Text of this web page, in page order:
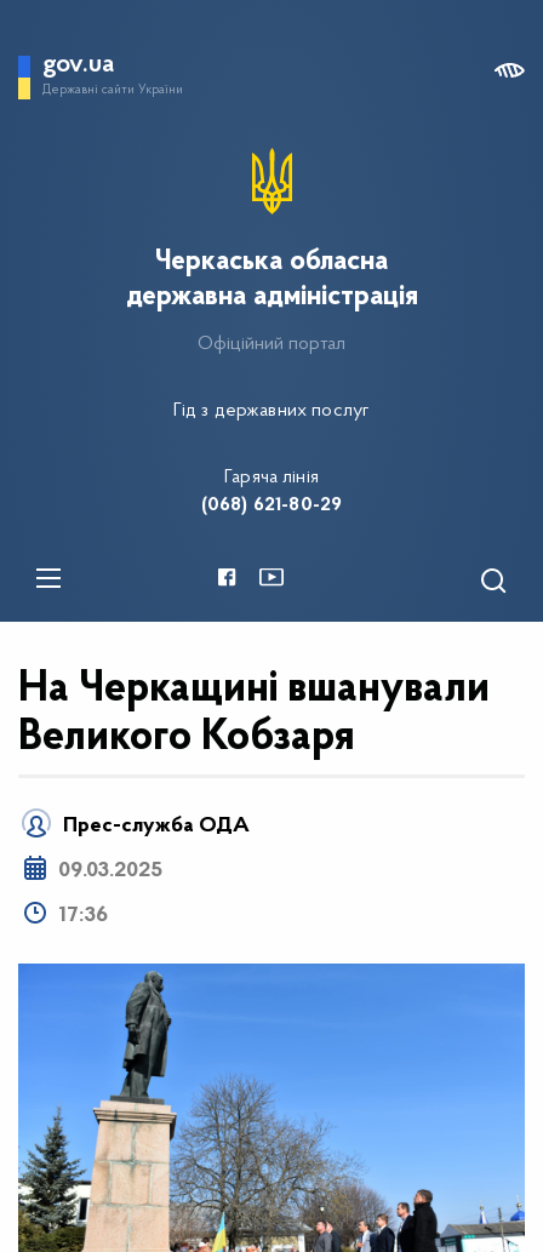
gov.ua
Державні сайти України
Гід з державних послуг
Черкаська обласна
державна адміністрація
Офіційний портал
Гаряча лінія
(068) 621-80-29
На Черкащині вшанували
Великого Кобзаря
Прес-служба ОДА
09.03.2025
17:36